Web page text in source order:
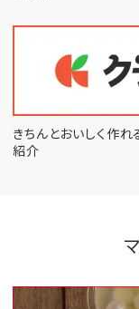
きちんとおいしく作れ
紹介